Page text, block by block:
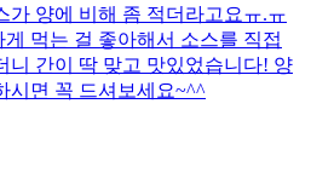
가 양에 비해 좀 적더라고요ㅠ.ㅠ
먹는 걸 좋아해서 소스를 직접
니 간이 딱 맞고 맛있었습니다! 양
시면 꼭 드셔보세요~^^